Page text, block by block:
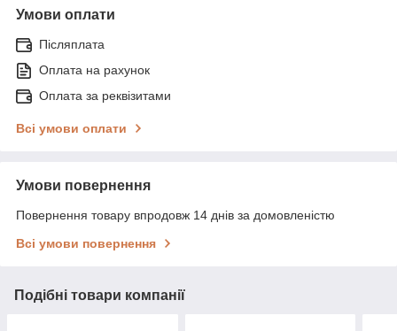
Умови оплати
Післяплата
Оплата на рахунок
Оплата за реквізитами
Всі умови оплати
Умови повернення
Повернення товару впродовж 14 днів за домовленістю
Всі умови повернення
Подібні товари компанії